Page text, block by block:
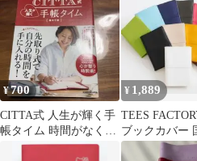
¥700
CITTA式 人生が輝く手
帳タイム 時間がなくて
もやりたいことがすぐ
¥ 1,889
TEES
ブックカバー
レザーSION＊